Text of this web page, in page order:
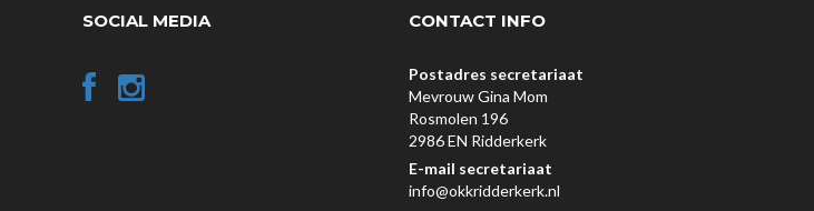
SOCIAL MEDIA CONTACT INFO
Postadres secretariaat
Mevrouw Gina Mom
Rosmolen 196
2986 EN Ridderkerk
E-mail secretariaat
info@okkridderkerk.nl